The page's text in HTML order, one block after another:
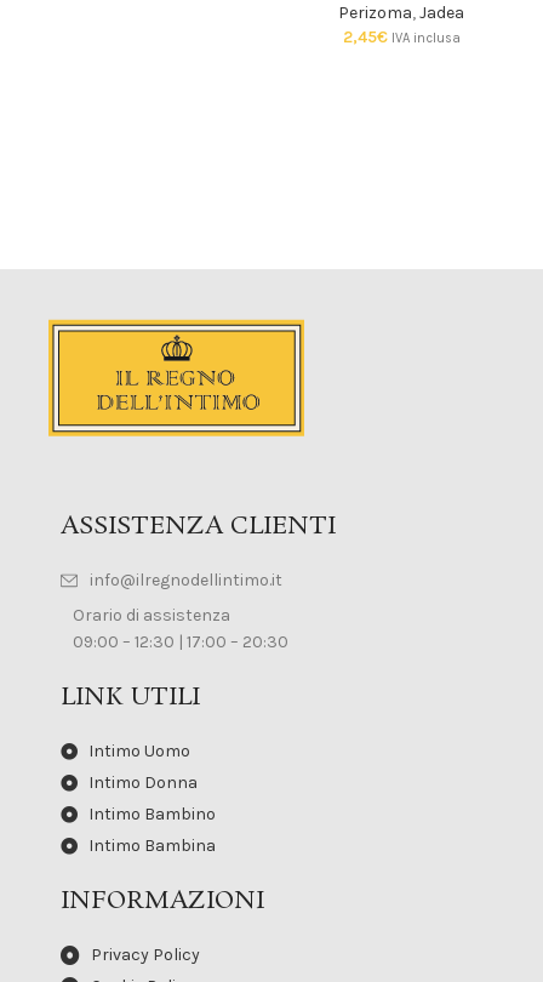
Perizoma,Jadea
2,45€ IVA inclusa
ASSISTENZA CLIENTI
info@ilregnodellintimo.it
Orario di assistenza
09:00 – 12:30 | 17:00 – 20:30
LINK UTILI
Intimo Uomo
Intimo Donna
Intimo Bambino
Intimo Bambina
INFORMAZIONI
Privacy Policy